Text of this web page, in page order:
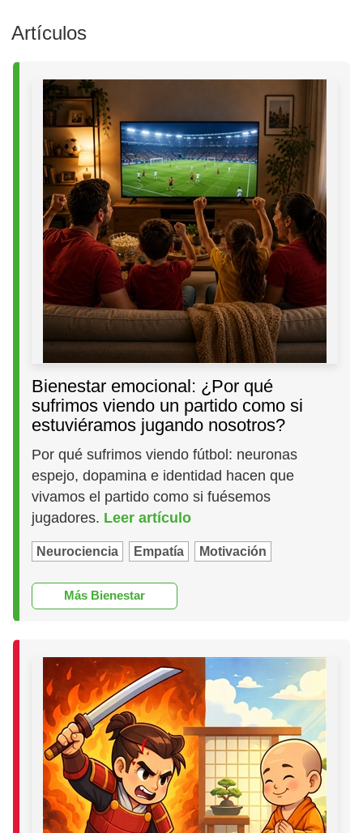
Artículos
Bienestar emocional: ¿Por qué
sufrimos viendo un partido como si
estuviéramos jugando nosotros?
Por qué sufrimos viendo fútbol: neuronas
espejo, dopamina e identidad hacen que
vivamos el partido como si fuésemos
jugadores. Leer artículo
Neurociencia Empatía Motivación
Más Bienestar